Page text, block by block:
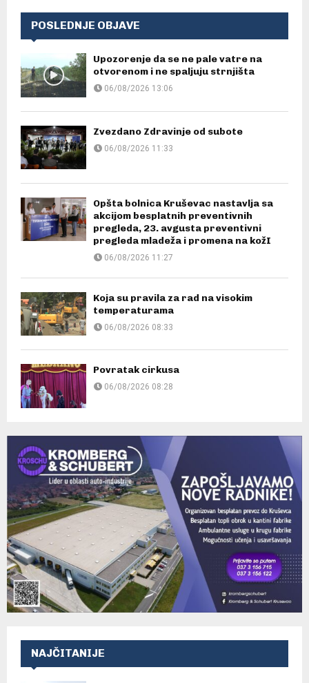
POSLEDNJE OBJAVE
Upozorenje da se ne pale vatre na
otvorenom i ne spaljuju strnjišta
06/08/2026 13:06
Zvezdano Zdravinje od subote
06/08/2026 11:33
Opšta bolnica Kruševac nastavlja sa
akcijom besplatnih preventivnih
pregleda, 23. avgusta preventivni
pregleda mladeža i promena na kožI
06/08/2026 11:27
Koja su pravila za rad na visokim
temperaturama
06/08/2026 08:33
Povratak cirkusa
06/08/2026 08:28
NAJČITANIJE